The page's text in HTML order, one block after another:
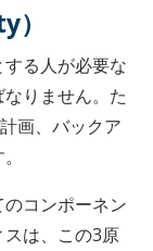
る人が必要な
りません。た
画、バックア
コンポーネン
スは、この3原